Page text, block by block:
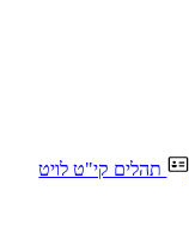
תהלים קי"ט לויט